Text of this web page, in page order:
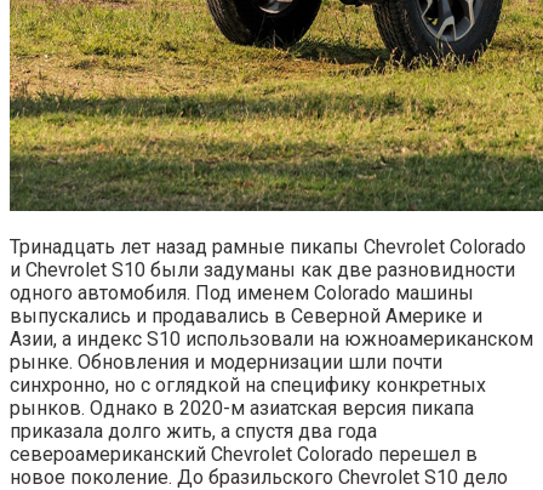
Тринадцать лет назад рамные пикапы Chevrolet Colorado
и Chevrolet S10 были задуманы как две разновидности
одного автомобиля. Под именем Colorado машины
выпускались и продавались в Северной Америке и
Азии, а индекс S10 использовали на южноамериканском
рынке. Обновления и модернизации шли почти
синхронно, но с оглядкой на специфику конкретных
рынков. Однако в 2020-м азиатская версия пикапа
приказала долго жить, а спустя два года
североамериканский Chevrolet Colorado перешел в
новое поколение. До бразильского Chevrolet S10 дело